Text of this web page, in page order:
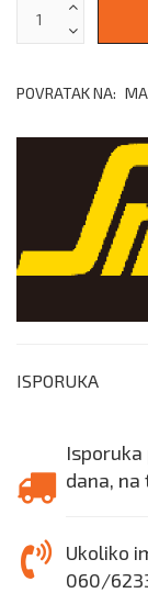
POVRATAK NA:
ISPORUKA
Isporuka
dana,
Ukoliko
060/